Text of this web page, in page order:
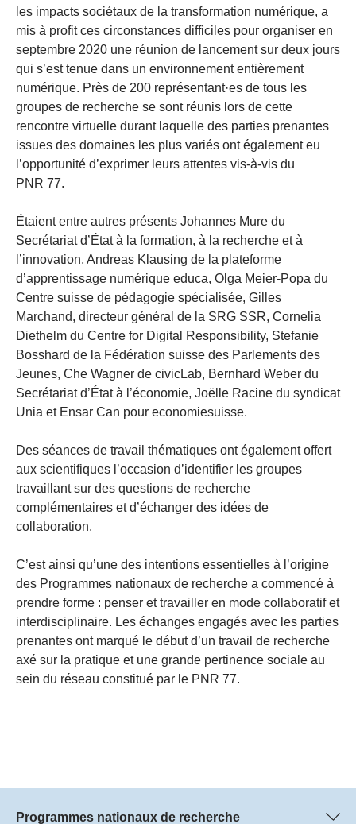
les impacts sociétaux de la transformation numérique, a
mis à profit ces circonstances difficiles pour organiser en
septembre 2020 une réunion de lancement sur deux jours
qui s’est tenue dans un environnement entièrement
numérique. Près de 200 représentant·es de tous les
groupes de recherche se sont réunis lors de cette
rencontre virtuelle durant laquelle des parties prenantes
issues des domaines les plus variés ont également eu
l’opportunité d’exprimer leurs attentes vis-à-vis du
PNR 77.
Étaient entre autres présents Johannes Mure du
Secrétariat d’État à la formation, à la recherche et à
l’innovation, Andreas Klausing de la plateforme
d’apprentissage numérique educa, Olga Meier-Popa du
Centre suisse de pédagogie spécialisée, Gilles
Marchand, directeur général de la SRG SSR, Cornelia
Diethelm du Centre for Digital Responsibility, Stefanie
Bosshard de la Fédération suisse des Parlements des
Jeunes, Che Wagner de civicLab, Bernhard Weber du
Secrétariat d’État à l’économie, Joëlle Racine du syndicat
Unia et Ensar Can pour economiesuisse.
Des séances de travail thématiques ont également offert
aux scientifiques l’occasion d’identifier les groupes
travaillant sur des questions de recherche
complémentaires et d’échanger des idées de
collaboration.
C’est ainsi qu’une des intentions essentielles à l’origine
des Programmes nationaux de recherche a commencé à
prendre forme : penser et travailler en mode collaboratif et
interdisciplinaire. Les échanges engagés avec les parties
prenantes ont marqué le début d’un travail de recherche
axé sur la pratique et une grande pertinence sociale au
sein du réseau constitué par le PNR 77.
Programmes nationaux de recherche